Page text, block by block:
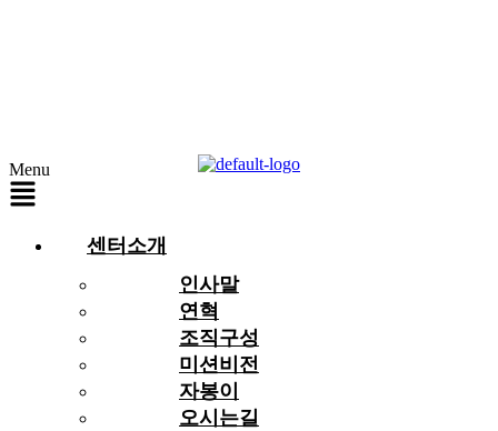
Menu
센터소개
인사말
연혁
조직구성
미션비전
자봉이
오시는길